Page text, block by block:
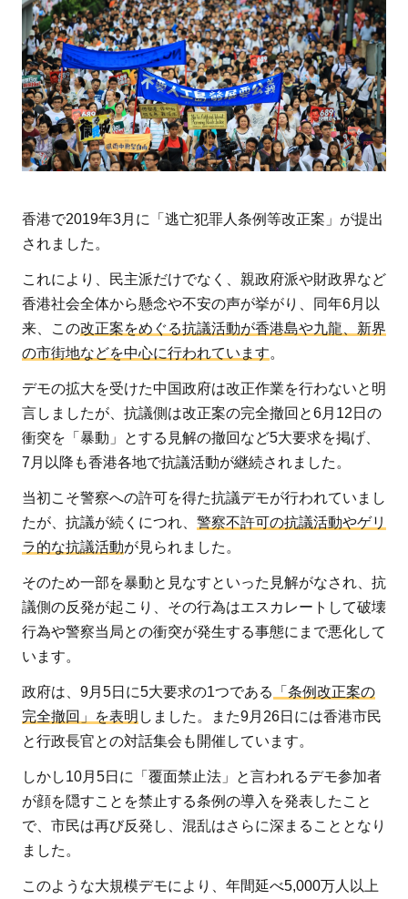
香港で2019年3月に「逃亡犯罪人条例等改正案」が提出
されました。
これにより、民主派だけでなく、親政府派や財政界など
香港社会全体から懸念や不安の声が挙がり、同年6月以
来、この改正案をめぐる抗議活動が香港島や九龍、新界
の市街地などを中心に行われています。
デモの拡大を受けた中国政府は改正作業を行わないと明
言しましたが、抗議側は改正案の完全撤回と6月12日の
衝突を「暴動」とする見解の撤回など5大要求を掲げ、
7月以降も香港各地で抗議活動が継続されました。
当初こそ警察への許可を得た抗議デモが行われていまし
たが、抗議が続くにつれ、 警察不許可の抗議活動やゲリ
ラ的な抗議活動が見られました。
そのため一部を暴動と見なすといった見解がなされ、抗
議側の反発が起こり、その行為はエスカレートして破壊
行為や警察当局との衝突が発生する事態にまで悪化して
います。
政府は、9月5日に5大要求の1つである
「条例改正案の
完全撤回」を表明 しました。また9月26日には香港市民
と行政長官との対話集会も開催しています。
しかし10月5日に「覆面禁止法」と言われるデモ参加者
が顔を隠すことを禁止する条例の導入を発表したこと
で、市民は再び反発し、混乱はさらに深まることとなり
ました。
このような大規模デモにより、年間延べ5,000万人以上